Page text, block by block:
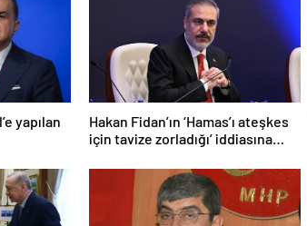
yapılan
Hakan Fidan’ın ‘Hamas’ı ateşkes
için tavize zorladığı’ iddiasına